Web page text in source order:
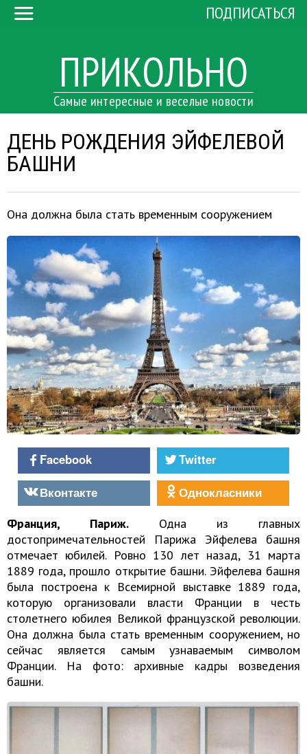
ПРИКОЛЬНО
Самые интересные и веселые новости
ПОДПИСАТЬСЯ
ДЕНЬ РОЖДЕНИЯ ЭЙФЕЛЕВОЙ
БАШНИ
Она должна была стать временным сооружением
Facebook
Twitter
Вконтакте
Однокласники
Франция, Париж. Одна из главных
достопримечательностей Парижа Эйфелева башня
отмечает юбилей. Ровно 130 лет назад, 31 марта
1889 года, прошло открытие башни. Эйфелева башня
была построена к Всемирной выставке 1889 года,
которую организовали власти Франции в честь
столетнего юбилея Великой французской революции.
Она должна была стать временным сооружением, но
сейчас является самым узнаваемым символом
Франции. На фото: архивные кадры возведения
башни.